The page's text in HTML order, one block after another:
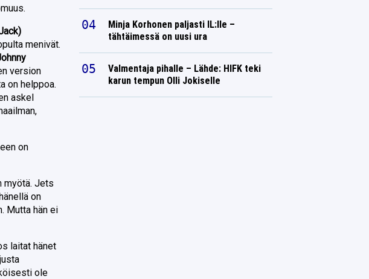
menivät.
version
on helppoa.
askel
on
myötä. Jets
on
Mutta hän ei
laitat hänet
ole
Minja Korhonen paljasti IL:lle –
tähtäimessä on uusi ura
Valmentaja pihalle – Lähde: HIFK teki
karun tempun Olli Jokiselle